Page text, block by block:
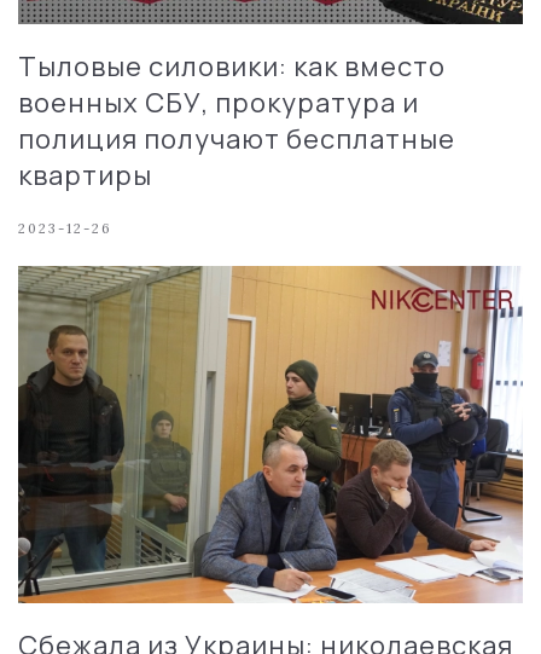
Тыловые силовики: как вместо
военных СБУ, прокуратура и
полиция получают бесплатные
квартиры
2023-12-26
Сбежала из Украины: николаевская